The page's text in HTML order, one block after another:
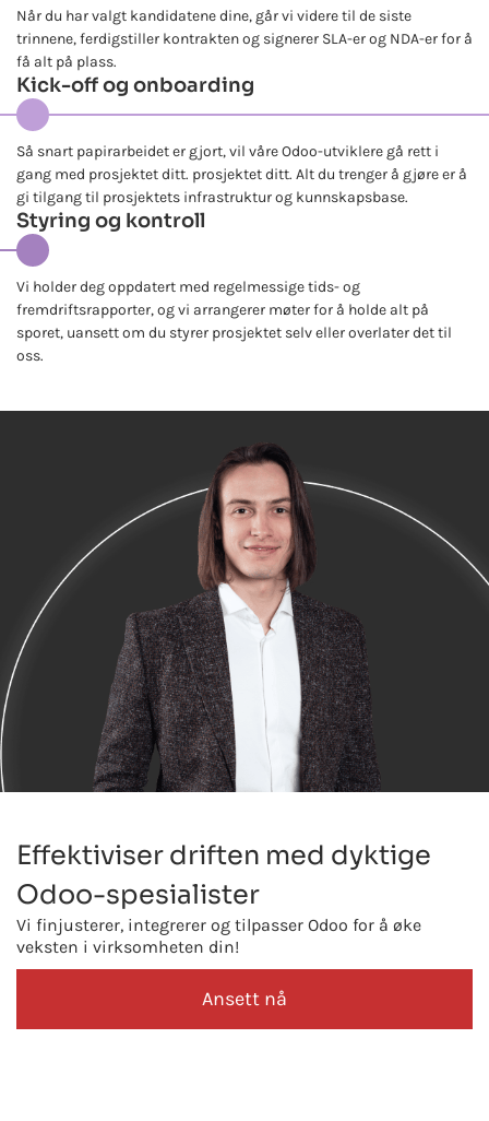
Når du har valgt kandidatene dine, går vi videre til de siste
trinnene, ferdigstiller kontrakten og signerer SLA-er og NDA-er for å
få alt på plass.
Kick-off og onboarding
Så snart papirarbeidet er gjort, vil våre Odoo-utviklere gå rett i
gang med prosjektet ditt. prosjektet ditt. Alt du trenger å gjøre er å
gi tilgang til prosjektets infrastruktur og kunnskapsbase.
Styring og kontroll
Vi holder deg oppdatert med regelmessige tids- og
fremdriftsrapporter, og vi arrangerer møter for å holde alt på
sporet, uansett om du styrer prosjektet selv eller overlater det til
oss.
Effektiviser driften med dyktige
Odoo-spesialister
Vi finjusterer, integrerer og tilpasser Odoo for å øke
veksten i virksomheten din!
Ansett nå